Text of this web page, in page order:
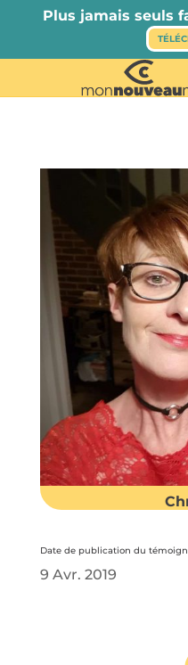
Plus jamais seuls
Date de publication du
9 Avr. 2019